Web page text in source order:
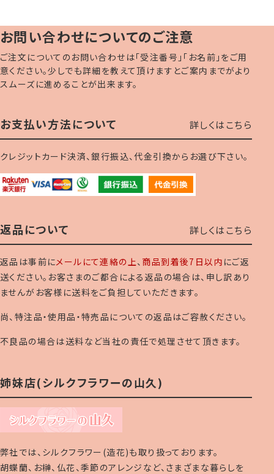
お問い合わせについてのご注意
ご注文についてのお問い合わせは「受注番号」「お名前」をご用
意ください。少しでも詳細を教えて頂けますとご案内までがより
スムーズに進めることが出来ます。
お支払い方法について 詳しくはこちら
クレジットカード決済、銀行振込、代金引換からお選び下さい。
返品について 詳しくはこちら
返品は事前にメールにて連絡の上、 商品到着後7日以内 にご返
送ください。お客さまのご都合による返品の場合は、申し訳あり
ませんがお客様に送料をご負担していただきます。
尚、特注品・使用品・特売品についての返品はご容赦ください。
不良品の場合は送料など当社の責任で処理させて頂きます。
姉妹店(シルクフラワーの山久)
弊社では、シルクフラワー(造花)も取り扱っております。
胡蝶蘭、お榊、仏花、季節のアレンジなど、さまざまな暮らしを